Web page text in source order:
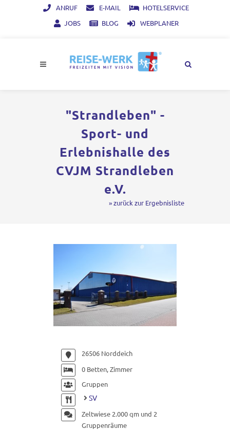
ANRUF E-MAIL
HOTELSERVICE
JOBS
BLOG WEBPLANER
"Strandleben" -
Sport- und
Erlebnishalle des
CVJM Strandleben
e.V.
» zurück zur Ergebnisliste
26506 Norddeich
0 Betten, Zimmer
Gruppen
SV
Zeltwiese 2.000 qm und 2
Gruppenräume